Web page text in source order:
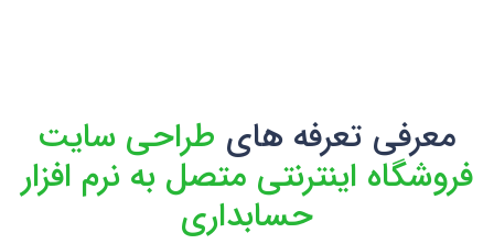
معرفی تعرفه های طراحی سایت
فروشگاه اینترنتی متصل به نرم افزار
حسابداری